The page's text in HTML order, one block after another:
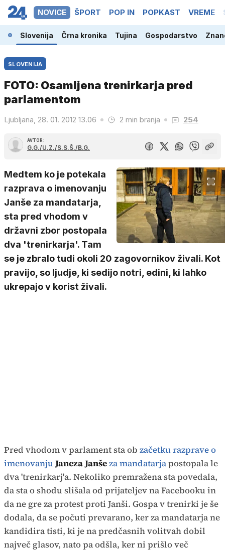
NOVICE ŠPORT POP IN POPKAST VREME
Slovenija Črna kronika Tujina Gospodarstvo
SLOVENIJA
FOTO: Osamljena trenirkarja pred
parlamentom
Ljubljana, 28. 01. 2012 13.06 2 min branja 254
AVTOR:
G.G./U.Z./S.S.Š./B.G.
Medtem ko je potekala
razprava o imenovanju
Janše za mandatarja,
sta pred vhodom v
državni zbor postopala
dva 'trenirkarja'. Tam
se je zbralo tudi okoli 20 zagovornikov živali. Kot
pravijo, so ljudje, ki sedijo notri, edini, ki lahko
ukrepajo v korist živali.
Pred vhodom v parlament sta ob začetku razprave o
imenovanjuJaneza Janšeza mandatarjapostopala le
dva 'trenirkarj'a. Nekoliko premražena sta povedala,
da sta o shodu slišala od prijateljev na Facebooku in
da ne gre za protest proti Janši. Gospa v trenirki je še
dodala, da se počuti prevarano, ker za mandatarja ne
kandidira tisti, ki je na predčasnih volitvah dobil
največ glasov, nato pa odšla, ker ni prišlo več